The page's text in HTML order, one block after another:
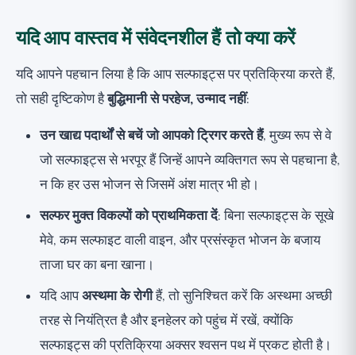
यदि आप वास्तव में संवेदनशील हैं तो क्या करें
यदि आपने पहचान लिया है कि आप सल्फाइट्स पर प्रतिक्रिया करते हैं,
तो सही दृष्टिकोण हैबुद्धिमानी से परहेज, उन्माद नहीं:
उन खाद्य पदार्थों से बचें जो आपको ट्रिगर करते हैं, मुख्य रूप से वे
जो सल्फाइट्स से भरपूर हैं जिन्हें आपने व्यक्तिगत रूप से पहचाना है,
न कि हर उस भोजन से जिसमें अंश मात्र भी हो।
सल्फर मुक्त विकल्पों को प्राथमिकता दें: बिना सल्फाइट्स के सूखे
मेवे, कम सल्फाइट वाली वाइन, और प्रसंस्कृत भोजन के बजाय
ताजा घर का बना खाना।
यदि आपअस्थमा के रोगीहैं, तो सुनिश्चित करें कि अस्थमा अच्छी
तरह से नियंत्रित है और इनहेलर को पहुंच में रखें, क्योंकि
सल्फाइट्स की प्रतिक्रिया अक्सर श्वसन पथ में प्रकट होती है।